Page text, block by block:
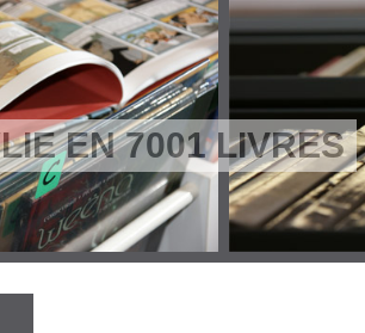
EN 7001 LIVRES